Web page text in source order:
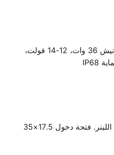
كشاف LED تحت الماء بدون نيش 36 وات، 12-14 فولت،
سكيمر فوهة واسعة لحمامات اللينر. فتحة دخول 17.5×35